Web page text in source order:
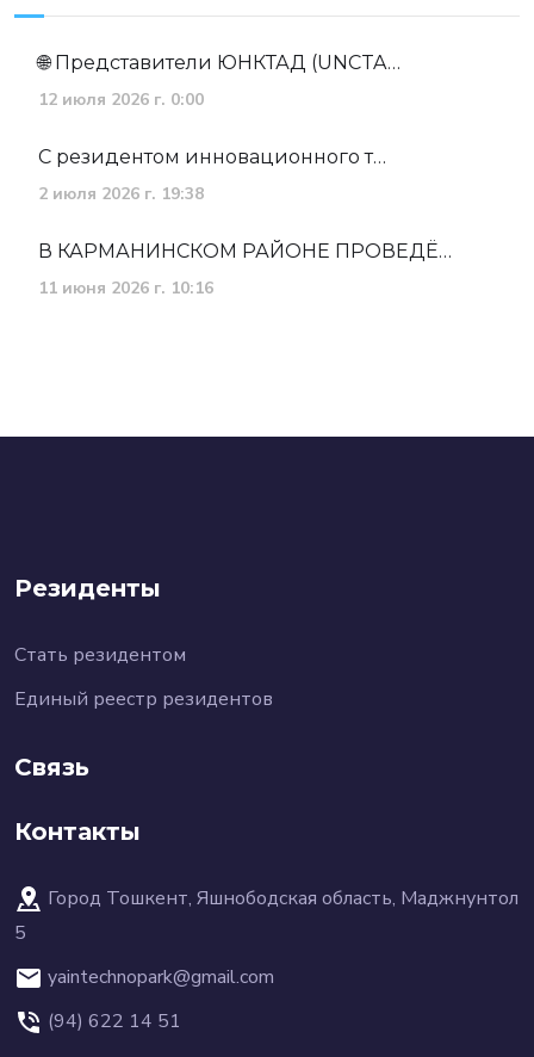
🌐 Представители ЮНКТАД (UNCTA…
12 июля 2026 г. 0:00
С резидентом инновационного т…
2 июля 2026 г. 19:38
В КАРМАНИНСКОМ РАЙОНЕ ПРОВЕДЁ…
11 июня 2026 г. 10:16
Резиденты
Стать резидентом
Единый реестр резидентов
Связь
Контакты
Город Тошкент, Яшнободская область, Маджнунтол
5
yaintechnopark@gmail.com
(94) 622 14 51